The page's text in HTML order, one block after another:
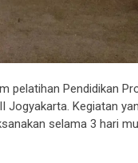
pelatihan Pendidikan
Jogyakarta. Kegiatan
selama 3 hari